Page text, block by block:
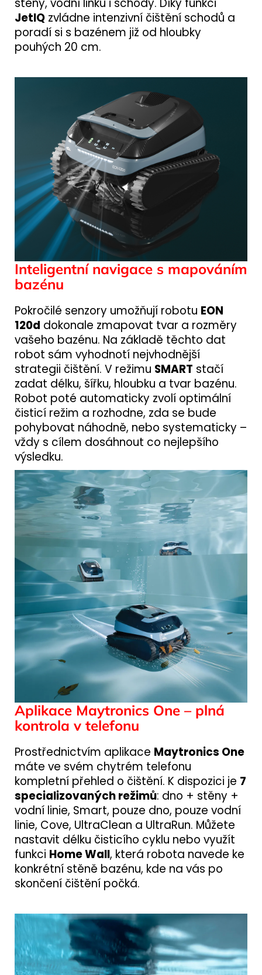
stěny, vodní linku i schody. Díky funkci
JetIQ zvládne intenzivní čištění schodů a
poradí si s bazénem již od hloubky
pouhých 20 cm.
Inteligentní navigace s mapováním
bazénu
Pokročilé senzory umožňují robotu EON
120d dokonale zmapovat tvar a rozměry
vašeho bazénu. Na základě těchto dat
robot sám vyhodnotí nejvhodnější
strategii čištění. V režimu SMART stačí
zadat délku, šířku, hloubku a tvar bazénu.
Robot poté automaticky zvolí optimální
čisticí režim a rozhodne, zda se bude
pohybovat náhodně, nebo systematicky –
vždy s cílem dosáhnout co nejlepšího
výsledku.
Aplikace Maytronics One – plná
kontrola v telefonu
Prostřednictvím aplikace Maytronics One
máte ve svém chytrém telefonu
kompletní přehled o čištění. K dispozici je 7
specializovaných režimů: dno + stěny +
vodní linie, Smart, pouze dno, pouze vodní
linie, Cove, UltraClean a UltraRun. Můžete
nastavit délku čisticího cyklu nebo využít
funkci Home Wall, která robota navede ke
konkrétní stěně bazénu, kde na vás po
skončení čištění počká.